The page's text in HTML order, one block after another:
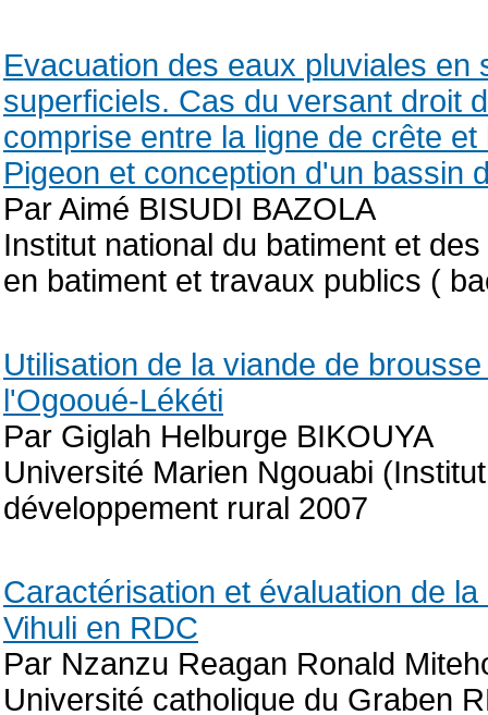
Evacuation des eaux pluviales
superficiels. Cas du versant droit
comprise entre la ligne de crête
Pigeon et conception d'un bassin
Par Aimé BISUDI BAZOLA
Institut national du batiment et
en batiment et travaux publics (
Utilisation de la viande de
l'Ogooué-Lékéti
Par Giglah Helburge BIKOUYA
Université Marien Ngouabi
développement rural 2007
Caractérisation et évaluation de
Vihuli en RDC
Par Nzanzu Reagan Ronald
Université catholique du Graben